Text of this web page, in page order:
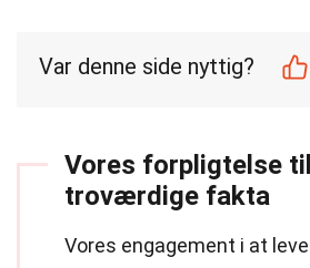
Var denne side nyttig?
Vores forpligtelse til
troværdige fakta
Vores engagement i at